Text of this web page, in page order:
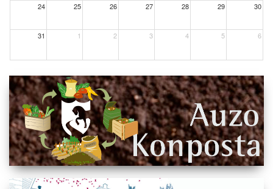
24 25 26 27 28 29 30
31 1 2 3 4 5 6